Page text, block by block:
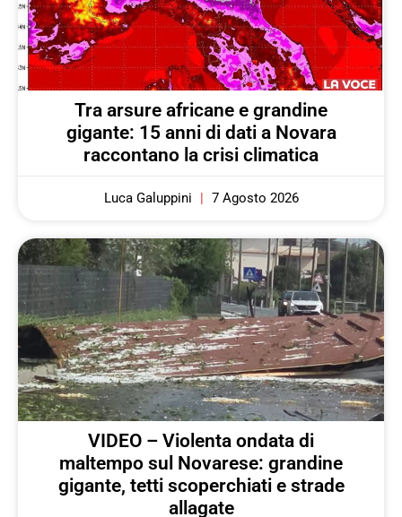
Tra arsure africane e grandine
gigante: 15 anni di dati a Novara
raccontano la crisi climatica
Luca Galuppini 7 Agosto 2026
VIDEO – Violenta ondata di
maltempo sul Novarese: grandine
gigante, tetti scoperchiati e strade
allagate